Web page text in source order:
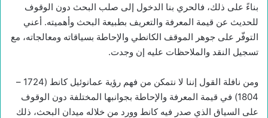
بناءً على ذلك، فالحري بنا الدخول إلى صلب البحث دون الوقوف
للحديث عن قيمة المعرفة والتعريف بطبيعة البحث وأهميته. أعني
التوفّر على جوهر الموقف الكانطي والإحاطة بسياقاته ومعالجاته، مع
تسجيل النقد والملاحظات عليه إن وجدت.
ومن نافلة القول إننا لا نتمكن من فهم رؤية عمانوئيل كانط (1724 –
1804) في قيمة المعرفة والإحاطة بجوانبها المختلفة دون الوقوف
على السياق الذي صدر فيه كانط وورد من خلاله ميدان البحث، ذلك